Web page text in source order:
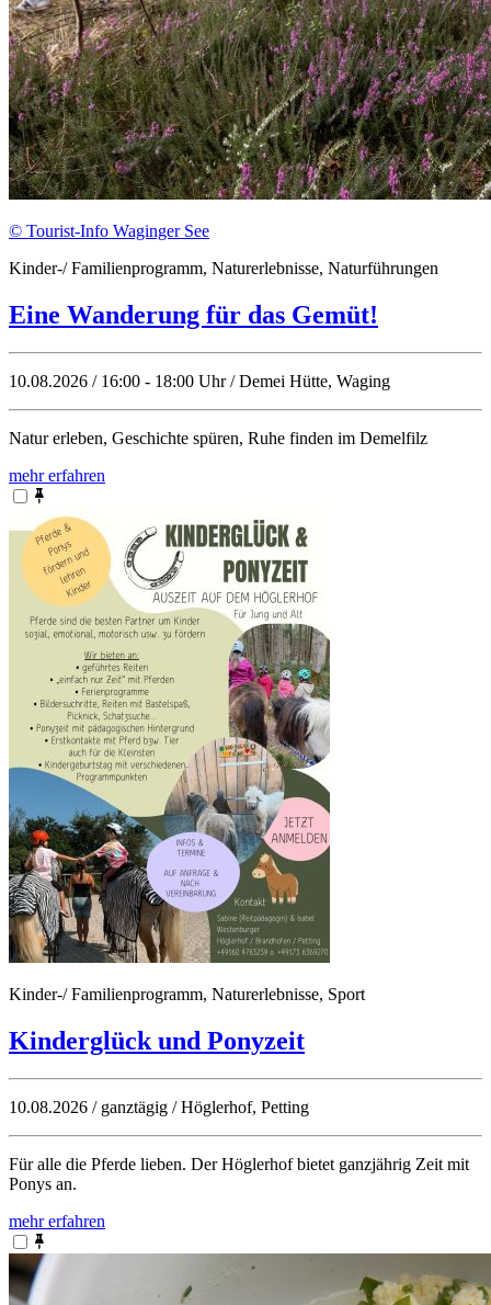
© Tourist-Info Waginger See
Kinder-/ Familienprogramm, Naturerlebnisse, Naturführungen
Eine Wanderung für das Gemüt!
10.08.2026 / 16:00 - 18:00 Uhr / Demei Hütte, Waging
Natur erleben, Geschichte spüren, Ruhe finden im Demelfilz
mehr erfahren
Kinder-/ Familienprogramm, Naturerlebnisse, Sport
Kinderglück und Ponyzeit
10.08.2026 / ganztägig / Höglerhof, Petting
Für alle die Pferde lieben. Der Höglerhof bietet ganzjährig Zeit mit
Ponys an.
mehr erfahren